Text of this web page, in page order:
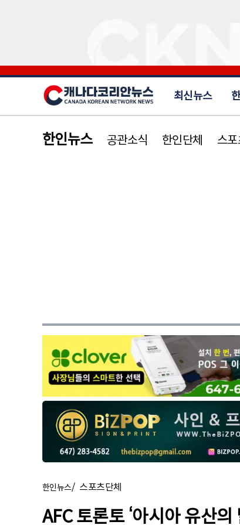
최신뉴스
한인뉴스 공관소식 한인단체 스
한인뉴스/ 스포츠단체
AFC 토론토 ‘아시아 유산의